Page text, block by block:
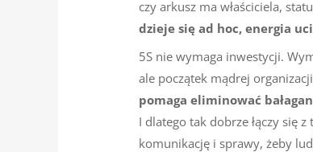
czy arkusz ma właściciela,
dzieje się ad hoc, energia
5S nie wymaga inwestycji.
ale początek mądrej
pomaga eliminować
I dlatego tak dobrze łączy się
komunikację i sprawy, żeby